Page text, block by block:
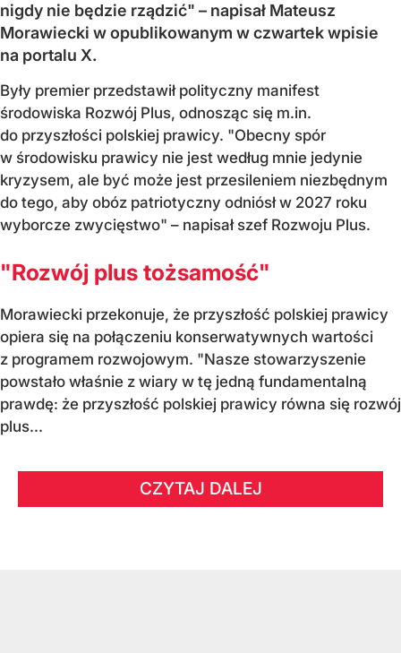
nigdy nie będzie rządzić" – napisał Mateusz
Morawiecki w opublikowanym w czwartek wpisie
na portalu X.
Były premier przedstawił polityczny manifest
środowiska Rozwój Plus, odnosząc się m.in.
do przyszłości polskiej prawicy. "Obecny spór
w środowisku prawicy nie jest według mnie jedynie
kryzysem, ale być może jest przesileniem niezbędnym
do tego, aby obóz patriotyczny odniósł w 2027 roku
wyborcze zwycięstwo" – napisał szef Rozwoju Plus.
"Rozwój plus tożsamość"
Morawiecki przekonuje, że przyszłość polskiej prawicy
opiera się na połączeniu konserwatywnych wartości
z programem rozwojowym. "Nasze stowarzyszenie
powstało właśnie z wiary w tę jedną fundamentalną
prawdę: że przyszłość polskiej prawicy równa się rozwój
plus...
CZYTAJ DALEJ